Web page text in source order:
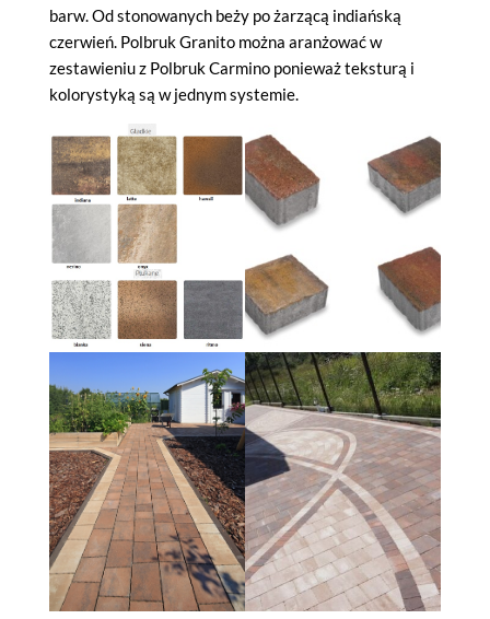
barw. Od stonowanych beży po żarzącą indiańską
czerwień. Polbruk Granito można aranżować w
zestawieniu z Polbruk Carmino ponieważ teksturą i
kolorystyką są w jednym systemie.